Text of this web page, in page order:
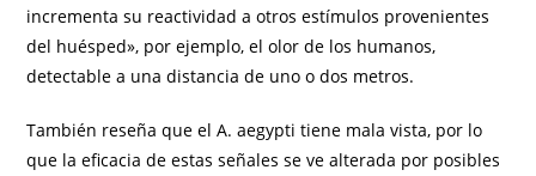
incrementa su reactividad a otros estímulos provenientes
del huésped», por ejemplo, el olor de los humanos,
detectable a una distancia de uno o dos metros.
También reseña que el A. aegypti tiene mala vista, por lo
que la eficacia de estas señales se ve alterada por posibles